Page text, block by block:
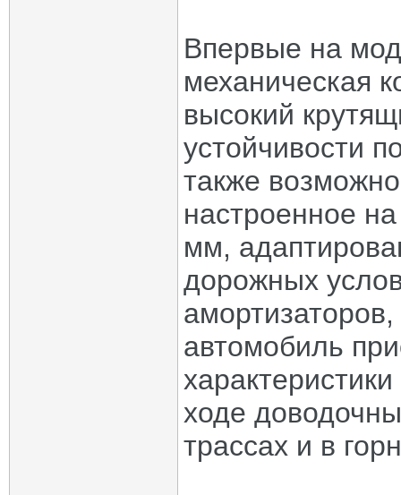
Впервые на
механическая
высокий
устойчивости
также
настроенное
мм,
дорожных
автомобиль
ходе
трассах и в